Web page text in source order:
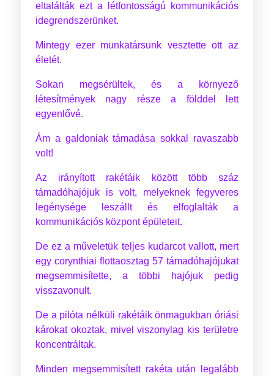
eltalálták ezt a létfontosságú kommunikációs
idegrendszerünket.
Mintegy ezer munkatársunk vesztette ott az
életét.
Sokan megsérültek, és a környező
létesítmények nagy része a földdel lett
egyenlővé.
Ám a galdoniak támadása sokkal ravaszabb
volt!
Az irányított rakétáik között több száz
támadóhajójuk is volt, melyeknek fegyveres
legénysége leszállt és elfoglalták a
kommunikációs központ épületeit.
De ez a műveletük teljes kudarcot vallott, mert
egy corynthiai flottaosztag 57 támadóhajójukat
megsemmisítette, a többi hajójuk pedig
visszavonult.
De a pilóta nélküli rakétáik önmagukban óriási
károkat okoztak, mivel viszonylag kis területre
koncentráltak.
Minden megsemmisített rakéta után legalább